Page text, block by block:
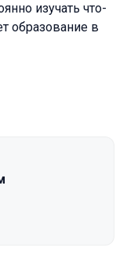
изучать что-
образование в
Spring